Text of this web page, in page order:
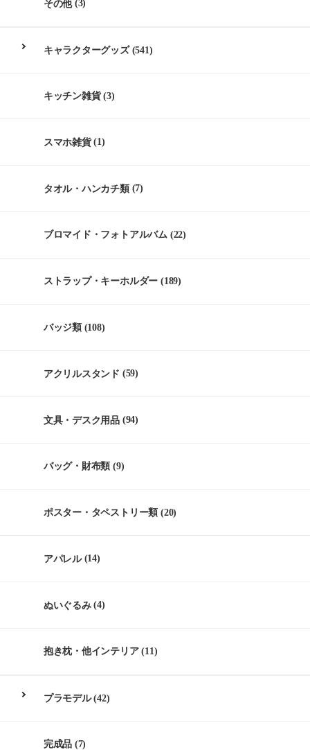
その他(3)
キャラクターグッズ(541)
キッチン雑貨(3)
スマホ雑貨(1)
タオル・ハンカチ類(7)
ブロマイド・フォトアルバム (22)
ストラップ・キーホルダー (189)
バッジ類(108)
アクリルスタンド (59)
文具・デスク用品 (94)
バッグ・財布類 (9)
ポスター・タペストリー類 (20)
アパレル(14)
ぬいぐるみ(4)
抱き枕・他インテリア(11)
プラモデル(42)
完成品 (7)